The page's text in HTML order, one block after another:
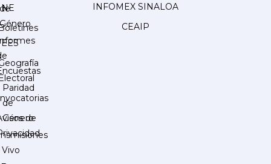
de
de
Género
Paridad
de
Género
INFOMEX SINALOA
CEAIP